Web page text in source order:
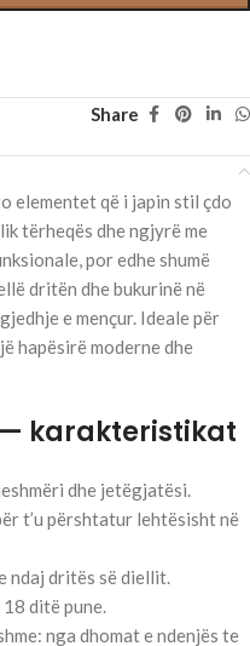
Share
elementet që i japin stil çdo
tërheqës dhe ngjyrë me
por edhe shumë
dritën dhe bukurinë në
e mençur. Ideale për
hapësirë moderne dhe
— karakteristikat
dhe jetëgjatësi.
t’u përshtatur lehtësisht në
ndaj dritës së diellit.
ditë pune.
nga dhomat e ndenjës te